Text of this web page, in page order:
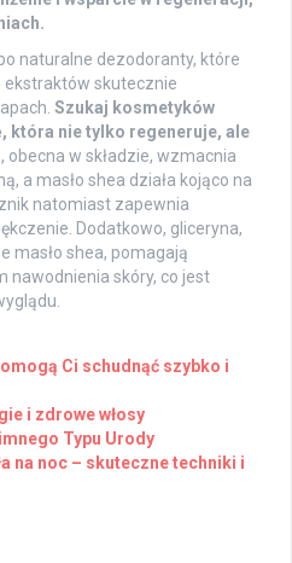
naturalne dezodoranty, które
ekstraktów skutecznie
Szukaj kosmetyków
która nie tylko regeneruje, ale
obecna w składzie, wzmacnia
a masło shea działa kojąco na
natomiast zapewnia
Dodatkowo, gliceryna,
masło shea, pomagają
nawodnienia skóry, co jest
Ci schudnąć szybko i
i zdrowe włosy
Typu Urody
na noc – skuteczne techniki i